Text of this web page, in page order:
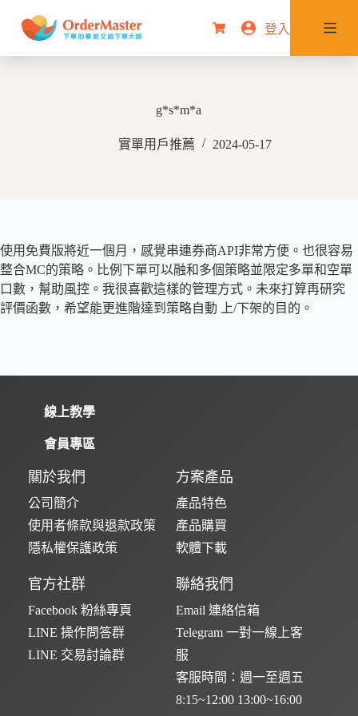
跳
至
主
購
物
登入
g*s*m*a
實單用戶推薦 2024-05-17
使用免費版將近一個月，感覺串連券商API非常方便。也很容易
整合MC的策略。比例下單可以融和多個策略並限定多單和空單
口數，幫助風控。我很喜歡這樣的管理方式。未來打算再研究
評價函數，希望能更進階達到策略自動 上/下架的目的。
線上教學
會員專區
關於我們
公司簡介
使用者條款與退款政策
隱私權保護政策
方案產品
產品特色
產品購買
軟體下載
官方社群
Facebook 粉絲專頁
LINE 操作問答群
LINE 交易討論群
聯絡我們
Email 連絡信箱
Telegram 一對一線上客
服
客服時間：週一至週五
8:15~12:00 13:00~16:00